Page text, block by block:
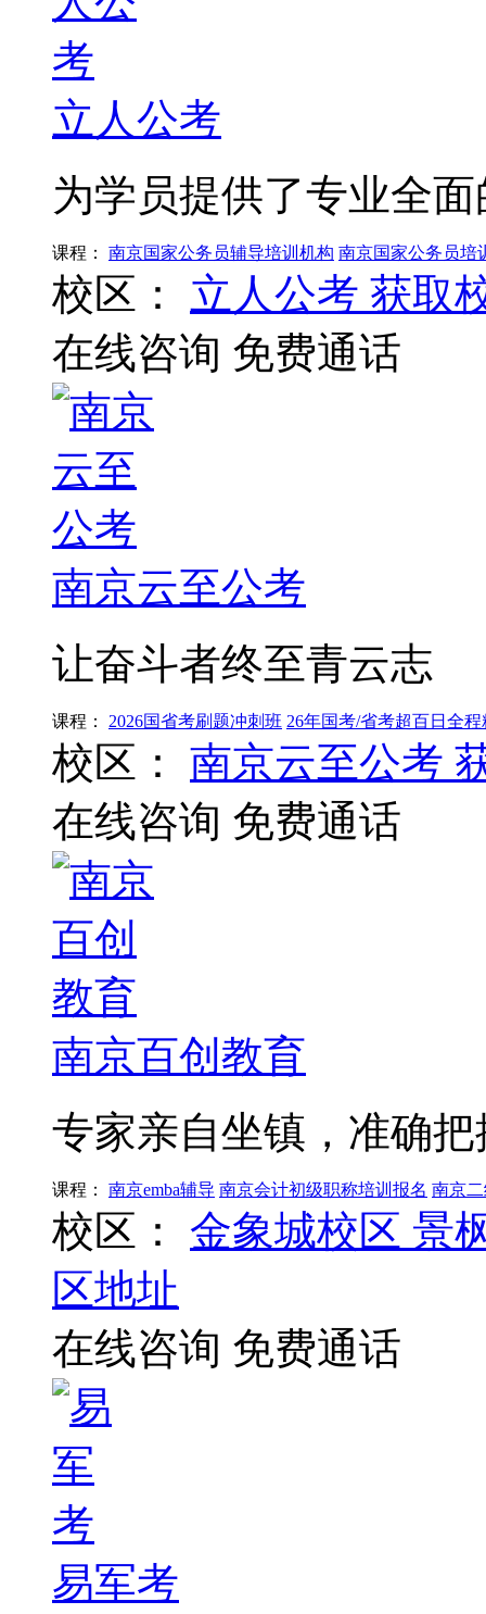
立人公考
为学员提供了专业全
课程： 南京国家公务员辅导培训机构 南京国家公务员培
校区： 立人公考 获取
在线咨询 免费通话
南京云至公考
让奋斗者终至青云志
课程： 2026国省考刷题冲刺班 26年国考/省考超百日全
校区： 南京云至公考
在线咨询 免费通话
南京百创教育
专家亲自坐镇，准确
课程： 南京emba辅导 南京会计初级职称培训报名 南京
校区： 金象城校区 景
区地址
在线咨询 免费通话
易军考